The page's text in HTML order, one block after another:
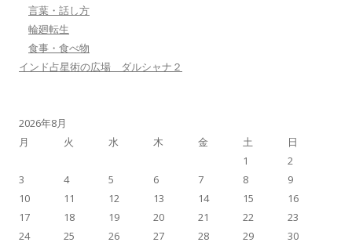
言葉・話し方
輪廻転生
食事・食べ物
インド占星術の広場 ダルシャナ２
2026年8月
月
火 水 木 金 土 日
1
2
3
4 5 6 7 8
9
10
11 12 13 14 15
16
17
18 19 20 21 22
23
24
25 26 27 28 29
30